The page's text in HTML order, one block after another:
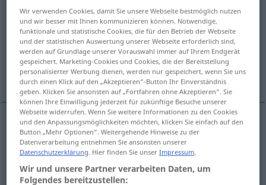
stockenv/i
Übersicht aller Übersetzungen
(Für mehr Details die Übersetzung anklicken/antippen)
停顿, 阻塞, 停滞不前, 顿住
停顿[tíngdùn] stockenstillstehen
阻塞 [zǔsāi] stocken Verkehr
Wir verwenden Cookies, damit Sie unsere Webseite bestmöglich nutzen
und wir besser mit Ihnen kommunizieren können. Notwendige,
funktionale und statistische Cookies, die für den Betrieb der Webseite
und der statistischen Auswertung unserer Webseite erforderlich sind,
werden auf Grundlage unserer Vorauswahl immer auf Ihrem Endgerät
gespeichert. Marketing-Cookies und Cookies, die der Bereitstellung
personalisierter Werbung dienen, werden nur gespeichert, wenn Sie uns
durch einen Klick auf den „Akzeptieren“-Button Ihr Einverständnis
geben. Klicken Sie ansonsten auf „Fortfahren ohne Akzeptieren“. Sie
können Ihre Einwilligung jederzeit für zukünftige Besuche unserer
Webseite widerrufen. Wenn Sie weitere Informationen zu den Cookies
und den Anpassungsmöglichkeiten möchten, klicken Sie einfach auf den
Button „Mehr Optionen“. Weitergehende Hinweise zu der
Datenverarbeitung entnehmen Sie ansonsten unserer
Datenschutzerklärung. Hier finden Sie unserImpressum.
Wir und unsere Partner verarbeiten Daten, um
Folgendes bereitzustellen: